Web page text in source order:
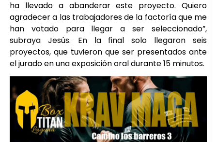
ha llevado a abanderar este proyecto. Quiero
agradecer a las trabajadores de la factoría que me
han votado para llegar a ser seleccionado”,
subraya Jesús. En la final solo llegaron seis
proyectos, que tuvieron que ser presentados ante
el jurado en una exposición oral durante 15 minutos.